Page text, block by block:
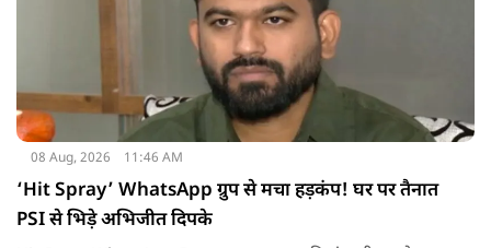
08 Aug, 2026 11:46 AM
‘Hit Spray’ WhatsApp ग्रुप से मचा हड़कंप! घर पर तैनात
PSI से भिड़े अभिजीत दिपके